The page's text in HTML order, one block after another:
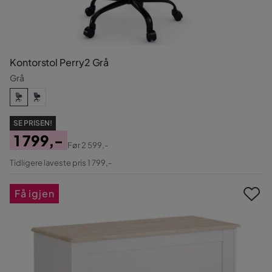
Kontorstol Perry2 Grå
Grå
SE PRISEN!
Pris
1 799,-
Original
Før2 599,-
Tidligere laveste pris 1 799,-
Få igjen